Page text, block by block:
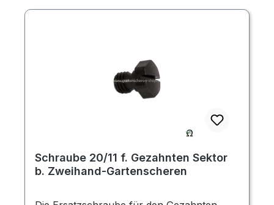
Schraube 20/11 f. Gezahnten Sektor
b. Zweihand-Gartenscheren